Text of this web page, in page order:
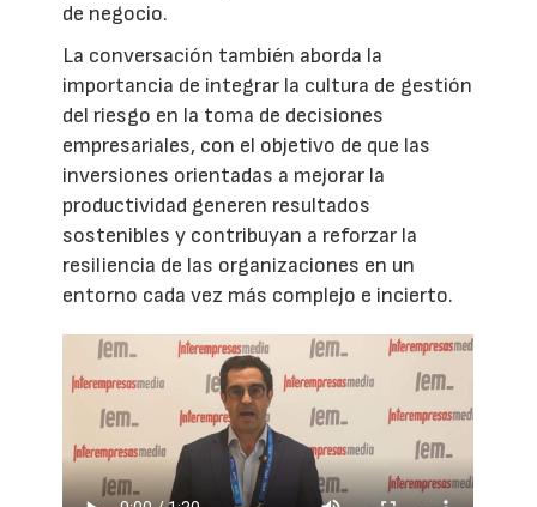
de negocio.
La conversación también aborda la
importancia de integrar la cultura de gestión
del riesgo en la toma de decisiones
empresariales, con el objetivo de que las
inversiones orientadas a mejorar la
productividad generen resultados
sostenibles y contribuyan a reforzar la
resiliencia de las organizaciones en un
entorno cada vez más complejo e incierto.